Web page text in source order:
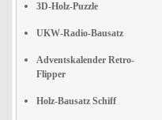
3D-Holz-Puzzle
UKW-Radio-Bausatz
Adventskalender Retro-
Flipper
Holz-Bausatz Schiff